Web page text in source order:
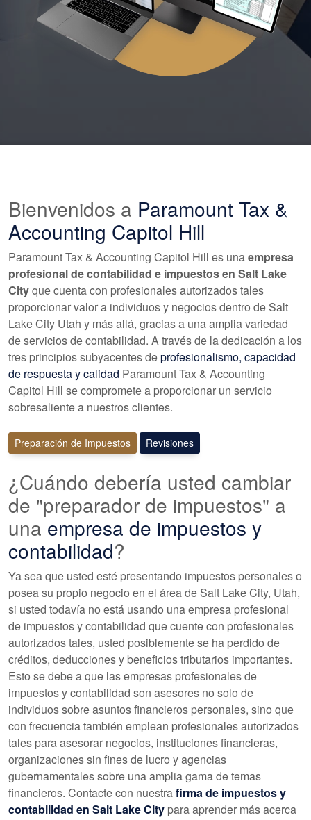
Bienvenidos a Paramount Tax &
Accounting Capitol Hill
Paramount Tax & Accounting Capitol Hill es unaempresa
profesional de contabilidad e impuestos en Salt Lake
Cityque cuenta con profesionales autorizados tales
proporcionar valor a individuos y negocios dentro de Salt
Lake City Utah y más allá, gracias a una amplia variedad
de servicios de contabilidad. A través de la dedicación a los
tres principios subyacentes deprofesionalismo, capacidad
de respuesta y calidad Paramount Tax & Accounting
Capitol Hill se compromete a proporcionar un servicio
sobresaliente a nuestros clientes.
Preparación de Impuestos Revisiones
¿Cuándo debería usted cambiar
de "preparador de impuestos" a
una empresa de impuestos y
contabilidad?
Ya sea que usted esté presentando impuestos personales o
posea su propio negocio en el área de Salt Lake City, Utah,
si usted todavía no está usando una empresa profesional
de impuestos y contabilidad que cuente con profesionales
autorizados tales, usted posiblemente se ha perdido de
créditos, deducciones y beneficios tributarios importantes.
Esto se debe a que las empresas profesionales de
impuestos y contabilidad son asesores no solo de
individuos sobre asuntos financieros personales, sino que
con frecuencia también emplean profesionales autorizados
tales para asesorar negocios, instituciones financieras,
organizaciones sin fines de lucro y agencias
gubernamentales sobre una amplia gama de temas
financieros. Contacte con nuestrafirma de impuestos y
contabilidad en Salt Lake City para aprender más acerca